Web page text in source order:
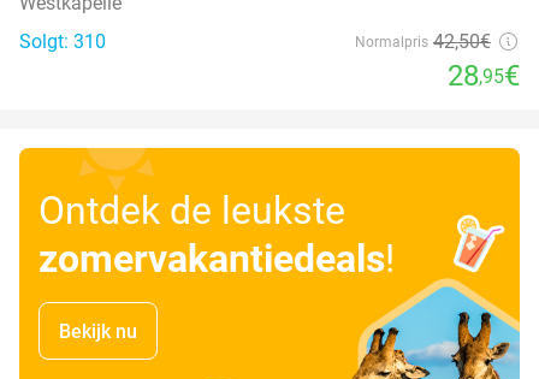
Solgt: 310
Normalpris 42,50€
28,95€
Ontdek de leukste
zomervakantiedeals!
Bekijk nu